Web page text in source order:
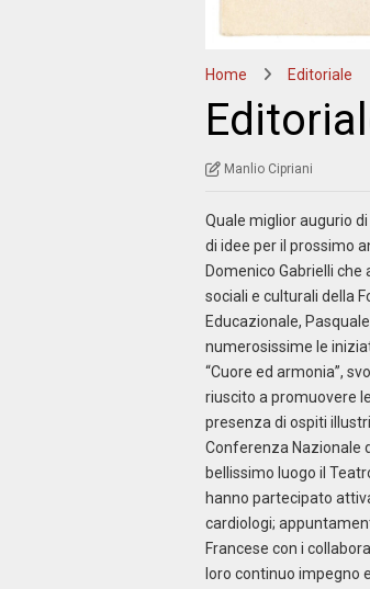
Home Editoriale
Manlio Cipriani
Quale miglior augurio
di idee per il prossimo
Domenico Gabrielli
sociali e culturali della
Educazionale,
numerosissime le
“Cuore ed armonia”,
riuscito a promuovere
presenza di ospiti
Conferenza Nazionale
bellissimo luogo il
hanno partecipato
cardiologi;
Francese con i
loro continuo impegno